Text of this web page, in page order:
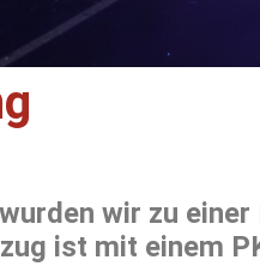
wir zu
ist mit einem